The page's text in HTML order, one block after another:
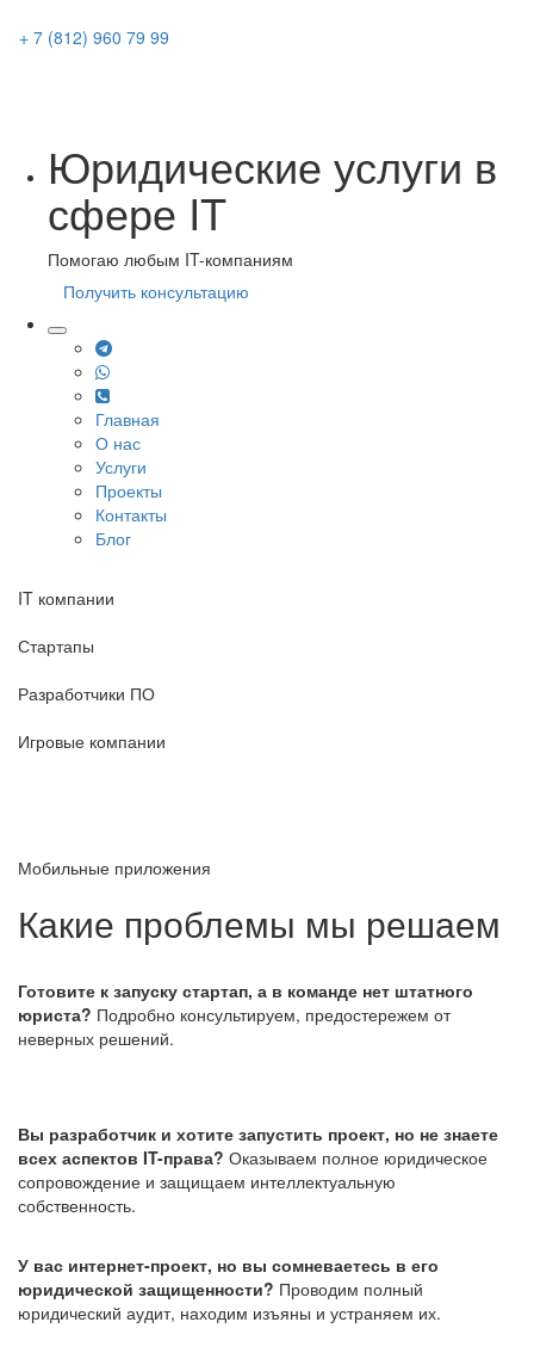
+ 7 (812) 960 79 99
Юридические услуги в
сфере IT
Помогаю любым IT-компаниям
Получить консультацию
Главная
О нас
Услуги
Проекты
Контакты
Блог
IT компании
Стартапы
Разработчики ПО
Игровые компании
Мобильные приложения
Какие проблемы мы решаем
Готовите к запуску стартап, а в команде нет штатного
юриста? Подробно консультируем, предостережем от
неверных решений.
Вы разработчик и хотите запустить проект, но не знаете
всех аспектов IT-права? Оказываем полное юридическое
сопровождение и защищаем интеллектуальную
собственность.
У вас интернет-проект, но вы сомневаетесь в его
юридической защищенности? Проводим полный
юридический аудит, находим изъяны и устраняем их.